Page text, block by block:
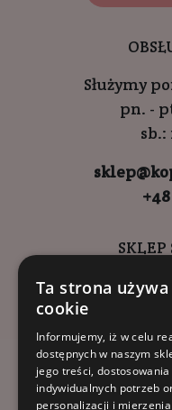
Służymy
pn. -
sb.:
ul.
9:00 -
Ta strona
cookie
Informujemy, iż w celu
dostępnych w naszym
jego treści,
indywidualnych potrzeb
personalizacji i